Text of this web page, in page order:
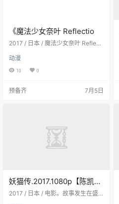
《魔法少女奈叶 Reflectio
2017 / 日本 / 魔法少女奈叶 Reflecti
还有她们的家人从小就过着幸福的
生活，但随着厄立特里亚慢慢的毁
击，然后琦莉耶开始...
动漫
10 0
预备齐 7月5日
妖猫传.2017.1080p【陈凯
歌/黄轩/张雨绮/秦昊/刘昊然/
2017 / 日本 / 电影。故事发生在盛